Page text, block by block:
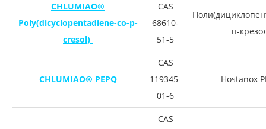
CHLUMIAO®
Poly(dicyclopentadiene-co-p-
cresol)
CAS
68610-
51-5
п-
CHLUMIAO® PEPQ
CAS
119345-
01-6
Hostanox
CAS